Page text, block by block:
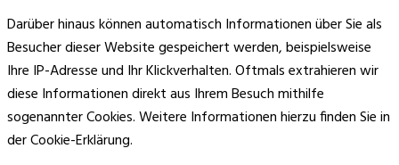
Darüber hinaus können automatisch Informationen über Sie als
Besucher dieser Website gespeichert werden, beispielsweise
Ihre IP-Adresse und Ihr Klickverhalten. Oftmals extrahieren wir
diese Informationen direkt aus Ihrem Besuch mithilfe
sogenannter Cookies. Weitere Informationen hierzu finden Sie in
der Cookie-Erklärung.